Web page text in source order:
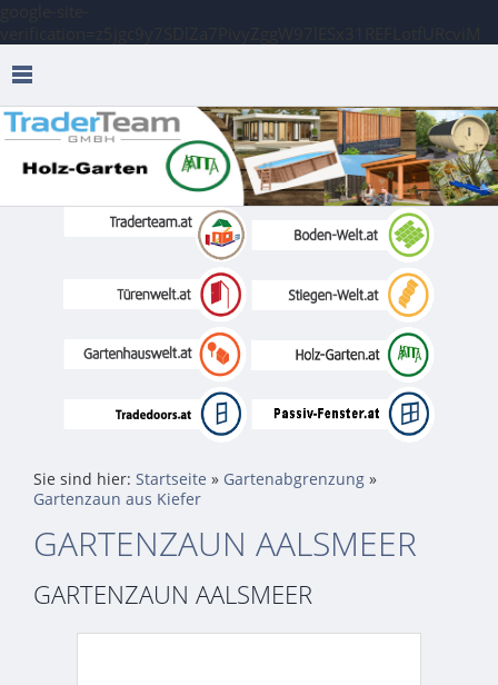
Sie sind hier: Startseite » Gartenabgrenzung »
Gartenzaun aus Kiefer
GARTENZAUN AALSMEER
GARTENZAUN AALSMEER